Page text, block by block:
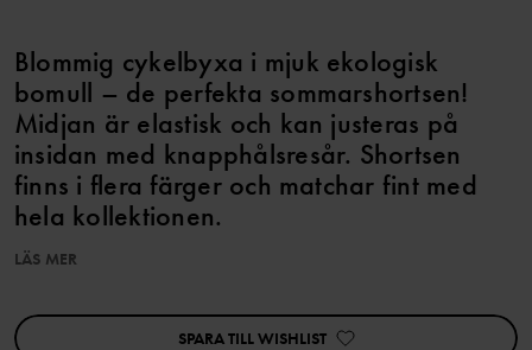
Blommig cykelbyxa i mjuk ekologisk
bomull – de perfekta sommarshortsen!
Midjan är elastisk och kan justeras på
insidan med knapphålsresår. Shortsen
finns i flera färger och matchar fint med
hela kollektionen.
LÄS MER
SPARA TILL WISHLIST